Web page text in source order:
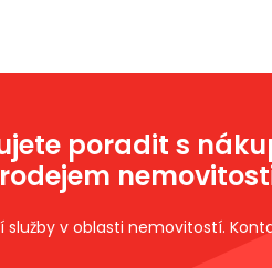
poradit s
služby v oblasti nemovitostí.
Sídlo